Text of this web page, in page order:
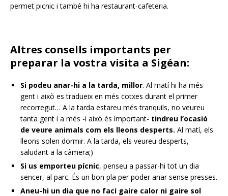
permet picnic i també hi ha restaurant-cafeteria.
Altres consells importants per
preparar la vostra visita a Sigéan:
Si podeu anar-hi a la tarda, millor. Al matí hi ha més
gent i això es tradueix en més cotxes durant el primer
recorregut… A la tarda estareu més tranquils, no veureu
tanta gent i a més -i això és important- tindreu l’ocasió
de veure animals com els lleons desperts. Al matí, els
lleons solen dormir. A la tarda, els veureu desperts,
saludant a la càmera;)
Si us emporteu pícnic, penseu a passar-hi tot un dia
sencer, al parc. És un bon pla per poder anar sense presses.
Aneu-hi un dia que no faci gaire calor ni gaire sol